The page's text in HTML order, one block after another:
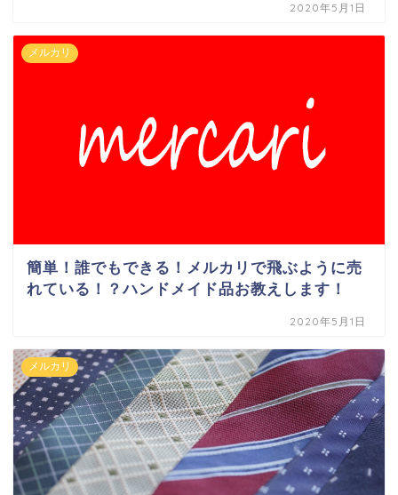
2020年5月1日
メルカリ
簡単！誰でもできる！メルカリで飛ぶように売
れている！？ハンドメイド品お教えします！
2020年5月1日
メルカリ